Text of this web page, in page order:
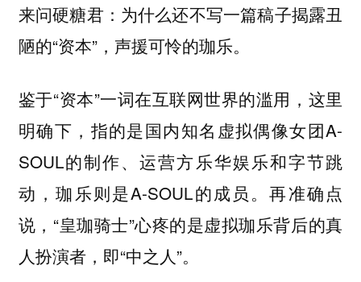
来问硬糖君：为什么还不写一篇稿子揭露丑
陋的“资本”，声援可怜的珈乐。
鉴于“资本”一词在互联网世界的滥用，这里
明确下，指的是国内知名虚拟偶像女团A-
SOUL的制作、运营方乐华娱乐和字节跳
动，珈乐则是A-SOUL的成员。再准确点
说，“皇珈骑士”心疼的是虚拟珈乐背后的真
人扮演者，即“中之人”。